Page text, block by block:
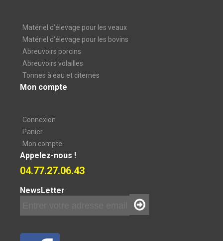
Matériel d’élevage pour les veaux
Matériel d'élevage pour les bovins
Abreuvoirs porcins
Abreuvoirs volailles
Tonnes à eau et citernes
Mon compte
Connexion
Panier
Mon compte
Appelez-nous !
04.77.27.06.43
NewsLetter